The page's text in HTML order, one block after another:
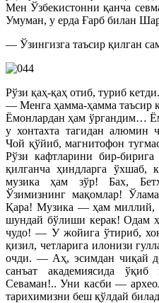
Мен Ўзбекистонни қанча
Умуман, у ерда Ғарб билан
— Ўзингизга таъсир қилган
Рўзи қаҳ-қаҳ отиб, туриб кетди.
— Менга ҳамма-ҳамма
Ёмонлардан ҳам ўргандим…
у хонтахта тагидан алюмин
Чой қўйиб, магнитофон
Рўзи кафтларини бир-
қилганча ҳиндларга
музика ҳам зўр! Бах,
Ўзимизнинг мақомлар!
Қара! Музика — ҳам миллий,
шундай бўлиши керак! Одам
чудо! — У жойига ўтириб,
қизил, четларига илонизи
очди. — Аҳ, эсимдан чиқай
санъат академиясида
Севаман!.. Уни касби —
тарихимизни беш қўлдай